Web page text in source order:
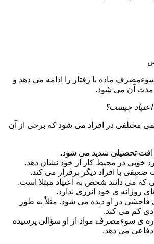
ماده یا رفتار را ادامه می دهد و
مدت آن می شود.
چیست؟
مختلفی در افراد می شود که برخی از آن
افت تحصیلی شدید می شود.
خوبی در محیط کار از خود نشان دهد.
ضعیفی با افراد دیگر برقرار می کند.
می دانند شخص به اعتیاد مبتلا است.
روزانه ی خود انرژی ندارد.
فاحشی در او دیده می شود. مثلاً به طور
کم می کند.
ی سوءمصرف مواد از او سؤالی پرسیده
می دهد.